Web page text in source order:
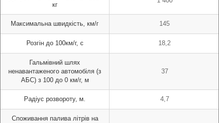
кг
Максимальна швидкість, км/г
Розгін до 100км/г, с
Гальмівний шлях
ненавантаженого автомобіля (з
АБС) з 100 до 0 км/г, м
Радіус розвороту, м.
Споживання палива літрів на
145
18,2
37
4,7